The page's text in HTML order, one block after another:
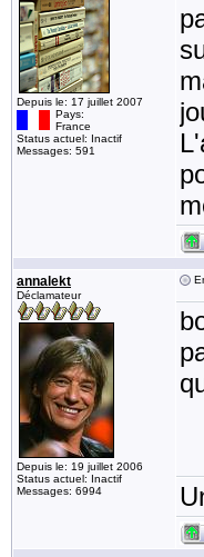
Depuis le: 17 juillet 2007
Pays:
France
Status actuel: Inactif
Messages: 591
annalekt
Déclamateur
Depuis le: 19 juillet 2006
Status actuel: Inactif
Messages: 6994